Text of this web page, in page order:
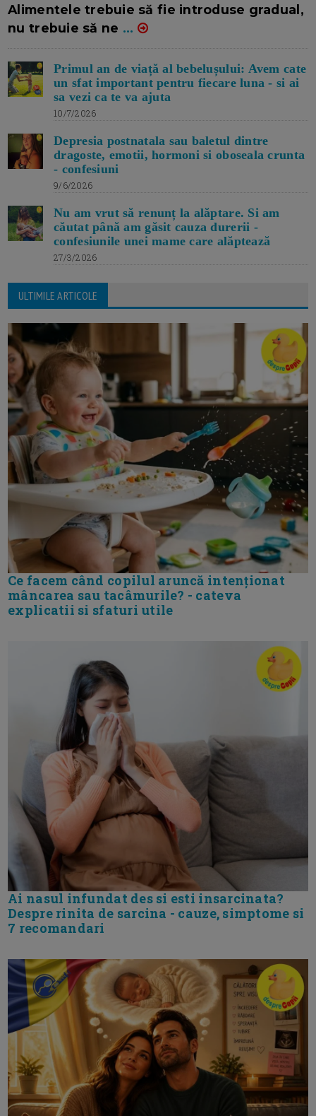
Alimentele trebuie să fie introduse gradual,
nu trebuie să ne ...
Primul an de viață al bebelușului: Avem cate
un sfat important pentru fiecare luna - si ai
sa vezi ca te va ajuta
10/7/2026
Depresia postnatala sau baletul dintre
dragoste, emotii, hormoni si oboseala crunta
- confesiuni
9/6/2026
Nu am vrut să renunț la alăptare. Si am
căutat până am găsit cauza durerii -
confesiunile unei mame care alăptează
27/3/2026
ULTIMILE ARTICOLE
Ce facem când copilul aruncă intenționat
mâncarea sau tacâmurile? - cateva
explicatii si sfaturi utile
Ai nasul infundat des si esti insarcinata?
Despre rinita de sarcina - cauze, simptome si
7 recomandari